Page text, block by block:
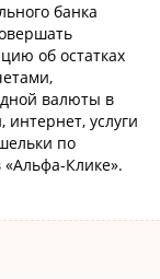
банка
об остатках
валюты в
интернет, услуги
по
Клике».